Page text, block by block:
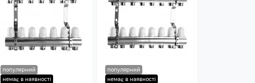
популярний
немає в наявності
популярний
немає в наявності